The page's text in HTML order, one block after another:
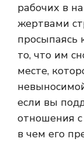
рабочих в
жертвами
просыпаясь
то, что им
месте,
если вы
отношения
в чем его